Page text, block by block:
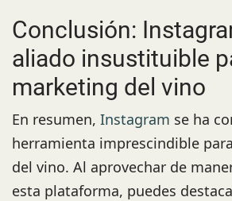
Conclusión:
aliado insustituible
marketing del vino
En resumen, Instagram se ha
herramienta imprescindible
del vino. Al aprovechar de
esta plataforma, puedes